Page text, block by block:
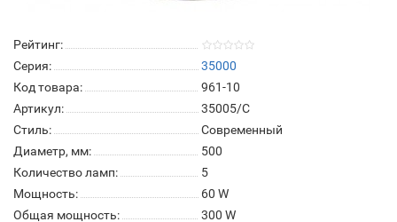
Рейтинг:
Серия:
35000
Код товара:
961-10
Артикул:
35005/C
Стиль:
Современный
Диаметр, мм:
500
Количество ламп:
5
Мощность:
60 W
Общая мощность:
300 W